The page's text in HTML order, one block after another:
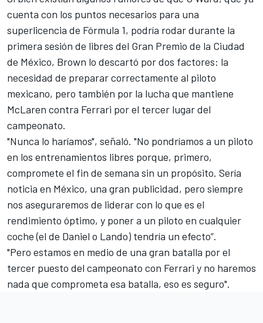
cuenta con los puntos necesarios para una
superlicencia de Fórmula 1, podría rodar durante la
primera sesión de libres del Gran Premio de la Ciudad
de México, Brown lo descartó por dos factores: la
necesidad de preparar correctamente al piloto
mexicano, pero también por la lucha que mantiene
McLaren contra Ferrari por el tercer lugar del
campeonato.
"Nunca lo haríamos", señaló. "No pondríamos a un piloto
en los entrenamientos libres porque, primero,
compromete el fin de semana sin un propósito. Sería
noticia en México, una gran publicidad, pero siempre
nos aseguraremos de liderar con lo que es el
rendimiento óptimo, y poner a un piloto en cualquier
coche (el de Daniel o Lando) tendría un efecto”.
"Pero estamos en medio de una gran batalla por el
tercer puesto del campeonato con Ferrari y no haremos
nada que comprometa esa batalla, eso es seguro".